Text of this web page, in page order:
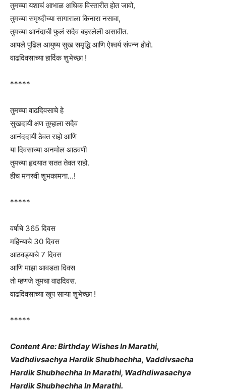
तुमच्या यशाचं आभाळ अधिक विस्तारीत होत जावो,
तुमच्या समृध्दीच्या सागाराला किनारा नसावा,
तुमच्या आनंदाची फुलं सदैव बहरलेली असावीत.
आपले पुढिल आयुष्य सुख समृद्धि आणि ऐश्वर्य संपन्न होवो.
वाढदिवसाच्या हार्दिक शुभेच्छा !
*****
तुमच्या वाढदिवसाचे हे
सुखदायी क्षण तुम्हाला सदैव
आनंददायी ठेवत राहो आणि
या दिवसाच्या अनमोल आठवणी
तुमच्या हृदयात सतत तेवत राहो.
हीच मनस्वी शुभकामना…!
*****
वर्षाचे 365 दिवस
महिन्याचे 30 दिवस
आठवड्याचे 7 दिवस
आणि माझा आवडता दिवस
तो म्हणजे तुमचा वाढदिवस.
वाढदिवसाच्या खूप साऱ्या शुभेच्छा !
*****
Content Are: Birthday Wishes In Marathi,
Vadhdivsachya Hardik Shubhechha, Vaddivsacha
Hardik Shubhechha In Marathi, Wadhdiwasachya
Hardik Shubhechha In Marathi.